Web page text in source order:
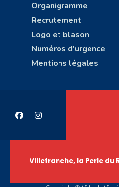
Organigramme
Recrutement
Logo et blason
Numéros d'urgence
Mentions légales
Villefranche, la Perle du